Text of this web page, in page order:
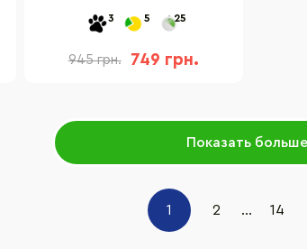
3 5 25
945 грн. 749 грн.
Показать больше
1 2 ... 14